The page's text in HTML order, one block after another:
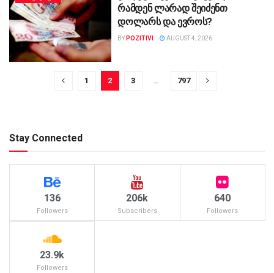
რამდენ ლარად შეიძენთ
დოლარს და ევროს?
BY POZITIVI AUGUST 4, 2026
1 2 3 797
Stay Connected
136
Followers
206k
Subscribers
640
Followers
23.9k
Followers